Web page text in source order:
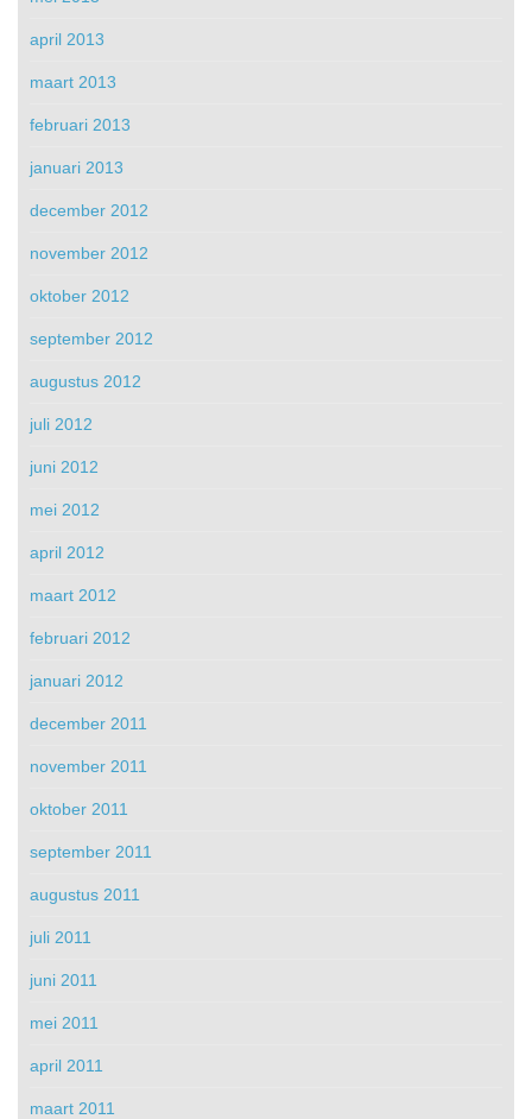
april 2013
maart 2013
februari 2013
januari 2013
december 2012
november 2012
oktober 2012
september 2012
augustus 2012
juli 2012
juni 2012
mei 2012
april 2012
maart 2012
februari 2012
januari 2012
december 2011
november 2011
oktober 2011
september 2011
augustus 2011
juli 2011
juni 2011
mei 2011
april 2011
maart 2011